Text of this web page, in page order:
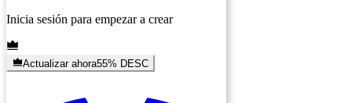
Inicia sesión para empezar a crear
Actualizar ahora55% DESC